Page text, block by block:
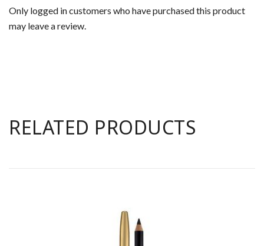
Only logged in customers who have purchased this product
may leave a review.
RELATED PRODUCTS